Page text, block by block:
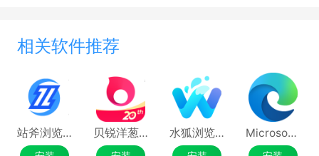
相关软件推荐
站斧浏览器Mac版 贝锐洋葱头浏览器MAC版 水狐浏览器Waterfox Mac版 Microsoft Edge浏览器Mac版